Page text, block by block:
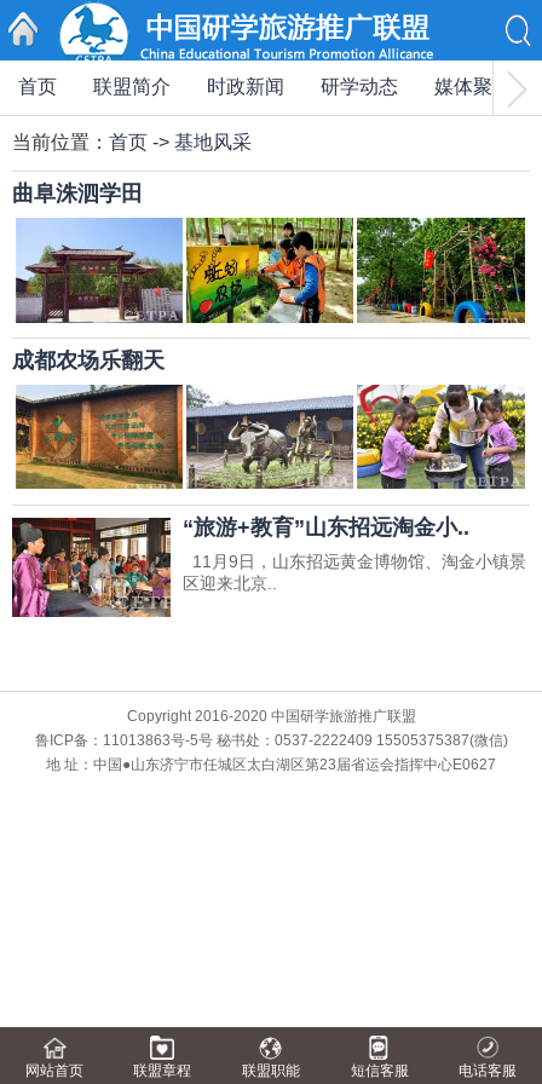
首页
首页 联盟简介 时政新闻 研学动态 媒体聚焦
当前位置： 首页 -> 基地风采
曲阜洙泗学田
成都农场乐翻天
“旅游+教育”山东招远淘金小..
11月9日，山东招远黄金博物馆、淘金小镇景
区迎来北京..
Copyright 2016-2020 中国研学旅游推广联盟
鲁ICP备：11013863号-5号 秘书处：0537-2222409 15505375387(微信)
地 址：中国●山东济宁市任城区太白湖区第23届省运会指挥中心E0627
网站首页 联盟章程 联盟职能 短信客服 电话客服